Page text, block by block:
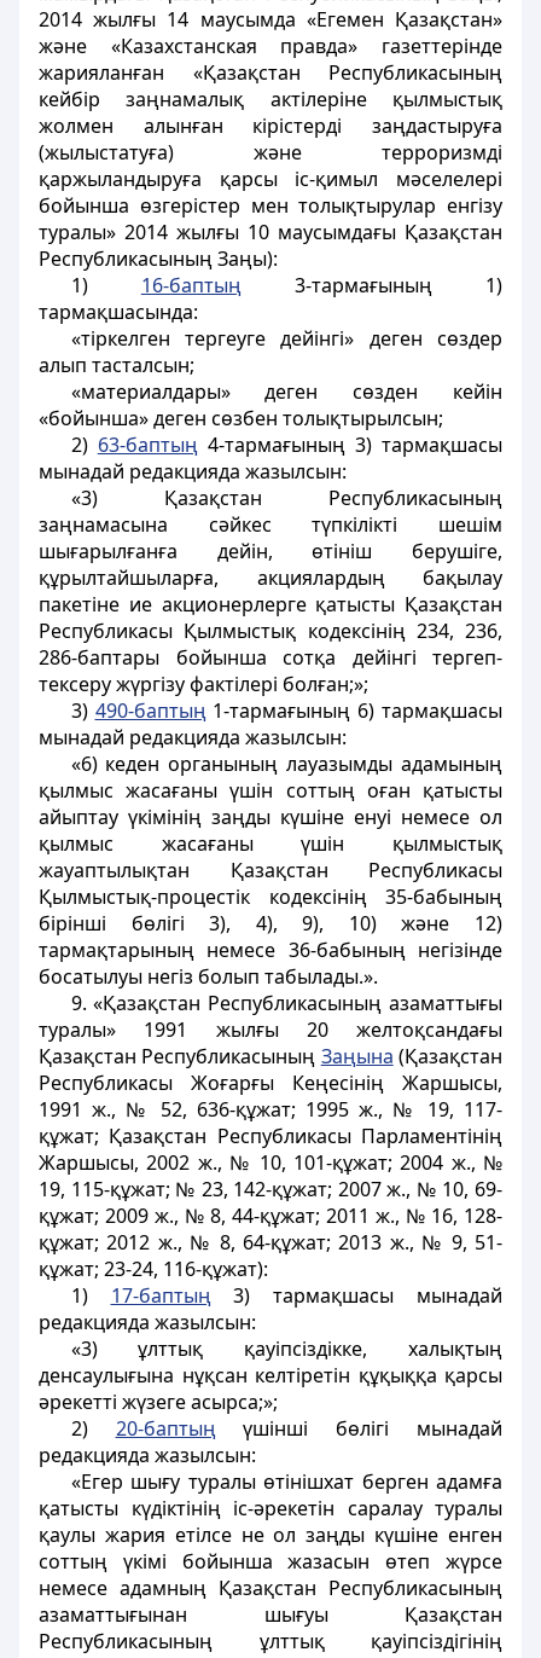
2014 жылғы 14 маусымда «Егемен Қазақстан»
және «Казахстанская правда» газеттерінде
жарияланған «Қазақстан Республикасының
кейбір заңнамалық актілеріне қылмыстық
жолмен алынған кірістерді заңдастыруға
(жылыстатуға) және терроризмді
қаржыландыруға қарсы іс-қимыл мәселелері
бойынша өзгерістер мен толықтырулар енгізу
туралы» 2014 жылғы 10 маусымдағы Қазақстан
Республикасының Заңы):
1) 16-баптың 3-тармағының 1)
тармақшасында:
«тіркелген тергеуге дейінгі» деген сөздер
алып тасталсын;
«материалдары» деген сөзден кейін
«бойынша» деген сөзбен толықтырылсын;
2) 63-баптың 4-тармағының 3) тармақшасы
мынадай редакцияда жазылсын:
«3) Қазақстан Республикасының
заңнамасына сәйкес түпкілікті шешім
шығарылғанға дейін, өтініш берушіге,
құрылтайшыларға, акциялардың бақылау
пакетіне ие акционерлерге қатысты Қазақстан
Республикасы Қылмыстық кодексінің 234, 236,
286-баптары бойынша сотқа дейінгі тергеп-
тексеру жүргізу фактілері болған;»;
3) 490-баптың 1-тармағының 6) тармақшасы
мынадай редакцияда жазылсын:
«6) кеден органының лауазымды адамының
қылмыс жасағаны үшін соттың оған қатысты
айыптау үкімінің заңды күшіне енуі немесе ол
қылмыс жасағаны үшін қылмыстық
жауаптылықтан Қазақстан Республикасы
Қылмыстық-процестік кодексінің 35-бабының
бірінші бөлігі 3), 4), 9), 10) және 12)
тармақтарының немесе 36-бабының негізінде
босатылуы негіз болып табылады.».
9. «Қазақстан Республикасының азаматтығы
туралы» 1991 жылғы 20 желтоқсандағы
Қазақстан Республикасының Заңына (Қазақстан
Республикасы Жоғарғы Кеңесінің Жаршысы,
1991 ж., № 52, 636-құжат; 1995 ж., № 19, 117-
құжат; Қазақстан Республикасы Парламентінің
Жаршысы, 2002 ж., № 10, 101-құжат; 2004 ж., №
19, 115-құжат; № 23, 142-құжат; 2007 ж., № 10, 69-
құжат; 2009 ж., № 8, 44-құжат; 2011 ж., № 16, 128-
құжат; 2012 ж., № 8, 64-құжат; 2013 ж., № 9, 51-
құжат; 23-24, 116-құжат):
1) 17-баптың 3) тармақшасы мынадай
редакцияда жазылсын:
«3) ұлттық қауiпсiздiкке, халықтың
денсаулығына нұқсан келтiретiн құқыққа қарсы
әрекетті жүзеге асырса;»;
2) 20-баптың үшінші бөлігі мынадай
редакцияда жазылсын:
«Егер шығу туралы өтінішхат берген адамға
қатысты күдіктінің іс-әрекетін саралау туралы
қаулы жария етілсе не ол заңды күшіне енген
соттың үкімі бойынша жазасын өтеп жүрсе
немесе адамның Қазақстан Республикасының
азаматтығынан шығуы Қазақстан
Республикасының ұлттық қауіпсіздігінің